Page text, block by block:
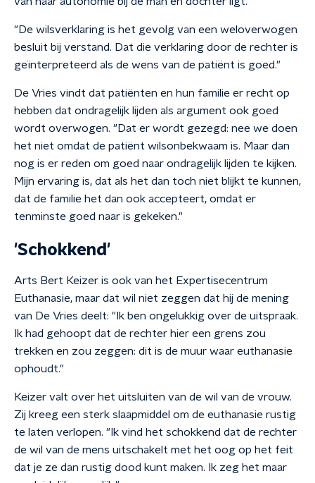
"De wilsverklaring is het gevolg van een weloverwogen
besluit bij verstand. Dat die verklaring door de rechter is
geïnterpreteerd als de wens van de patiënt is goed."
De Vries vindt dat patiënten en hun familie er recht op
hebben dat ondragelijk lijden als argument ook goed
wordt overwogen. "Dat er wordt gezegd: nee we doen
het niet omdat de patiënt wilsonbekwaam is. Maar dan
nog is er reden om goed naar ondragelijk lijden te kijken.
Mijn ervaring is, dat als het dan toch niet blijkt te kunnen,
dat de familie het dan ook accepteert, omdat er
tenminste goed naar is gekeken."
'Schokkend'
Arts Bert Keizer is ook van het Expertisecentrum
Euthanasie, maar dat wil niet zeggen dat hij de mening
van De Vries deelt: "Ik ben ongelukkig over de uitspraak.
Ik had gehoopt dat de rechter hier een grens zou
trekken en zou zeggen: dit is de muur waar euthanasie
ophoudt."
Keizer valt over het uitsluiten van de wil van de vrouw.
Zij kreeg een sterk slaapmiddel om de euthanasie rustig
te laten verlopen. "Ik vind het schokkend dat de rechter
de wil van de mens uitschakelt met het oog op het feit
dat je ze dan rustig dood kunt maken. Ik zeg het maar